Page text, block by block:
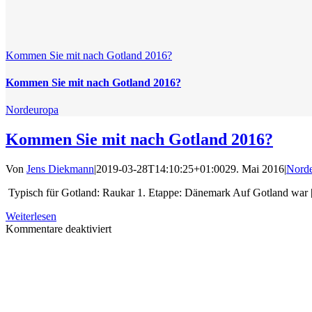
Kommen Sie mit nach Gotland 2016?
Kommen Sie mit nach Gotland 2016?
Nordeuropa
Kommen Sie mit nach Gotland 2016?
Von Jens Diekmann|2019-03-28T14:10:25+01:0029. Mai 2016|
Typisch für Gotland: Raukar 1. Etappe: Dänemark Auf Gotland war
Weiterlesen
Kommentare deaktiviertfür